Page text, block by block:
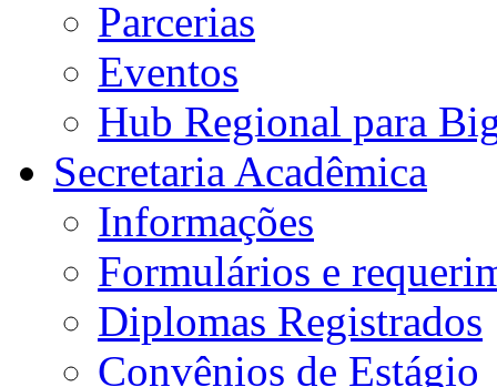
Parcerias
Eventos
Hub Regional para
Secretaria Acadêmica
Informações
Formulários e
Diplomas Registrados
Convênios de Estágio